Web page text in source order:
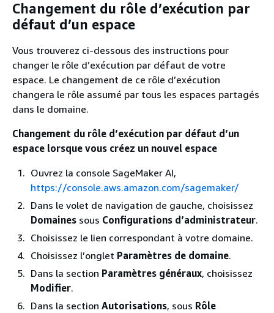
Changement du rôle d’exécution par
défaut d’un espace
Vous trouverez ci-dessous des instructions pour
changer le rôle d’exécution par défaut de votre
espace. Le changement de ce rôle d’exécution
changera le rôle assumé par tous les espaces partagés
dans le domaine.
Changement du rôle d’exécution par défaut d’un
espace lorsque vous créez un nouvel espace
Ouvrez la console SageMaker AI,
https://console.aws.amazon.com/sagemaker/
Dans le volet de navigation de gauche, choisissez
Domaines sous Configurations d’administrateur.
Choisissez le lien correspondant à votre domaine.
Choisissez l’onglet Paramètres de domaine.
Dans la section Paramètres généraux, choisissez
Modifier.
Dans la section Autorisations, sous Rôle